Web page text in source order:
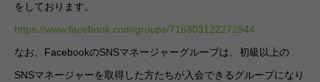
をしております。
https://www.facebook.com/groups/716303122272944
なお、FacebookのSNSマネージャーグループは、初級以上の
SNSマネージャーを取得した方たちが入会できるグループになり